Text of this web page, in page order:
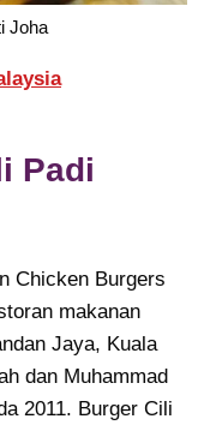
Joha
Padi
Chicken Burgers
makanan
Jaya, Kuala
dan Muhammad
2011. Burger Cili